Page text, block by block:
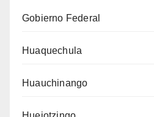
Gobierno Federal
Huaquechula
Huauchinango